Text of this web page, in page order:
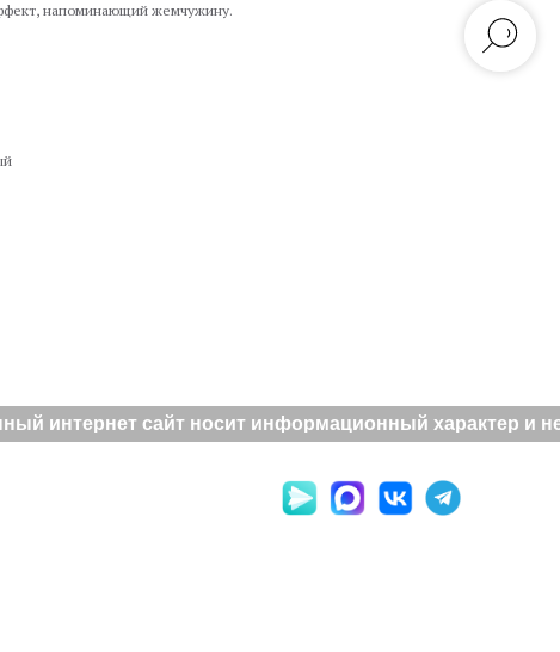
напоминающий жемчужину.
интернет сайт носит информационный характер и